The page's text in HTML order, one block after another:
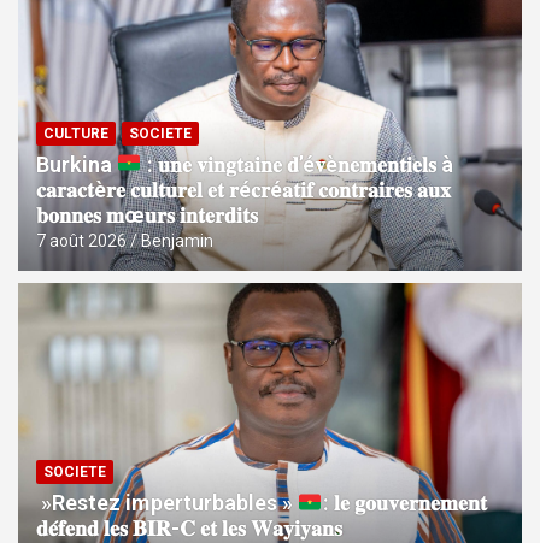
CULTURE SOCIETE
Burkina
: 𝐮𝐧𝐞 𝐯𝐢𝐧𝐠𝐭𝐚𝐢𝐧𝐞 𝐝’é𝐯è𝐧𝐞𝐦𝐞𝐧𝐭𝐢𝐞𝐥𝐬 à
𝐜𝐚𝐫𝐚𝐜𝐭è𝐫𝐞 𝐜𝐮𝐥𝐭𝐮𝐫𝐞𝐥 𝐞𝐭 𝐫é𝐜𝐫é𝐚𝐭𝐢𝐟 𝐜𝐨𝐧𝐭𝐫𝐚𝐢𝐫𝐞𝐬 𝐚𝐮𝐱
𝐛𝐨𝐧𝐧𝐞𝐬 𝐦œ𝐮𝐫𝐬 𝐢𝐧𝐭𝐞𝐫𝐝𝐢𝐭𝐬
7 août 2026 Benjamin
SOCIETE
»Restez imperturbables »
: 𝐥𝐞 𝐠𝐨𝐮𝐯𝐞𝐫𝐧𝐞𝐦𝐞𝐧𝐭
𝐝𝐞́𝐟𝐞𝐧𝐝 𝐥𝐞𝐬 𝐁𝐈𝐑-𝐂 𝐞𝐭 𝐥𝐞𝐬 𝐖𝐚𝐲𝐢𝐲𝐚𝐧𝐬